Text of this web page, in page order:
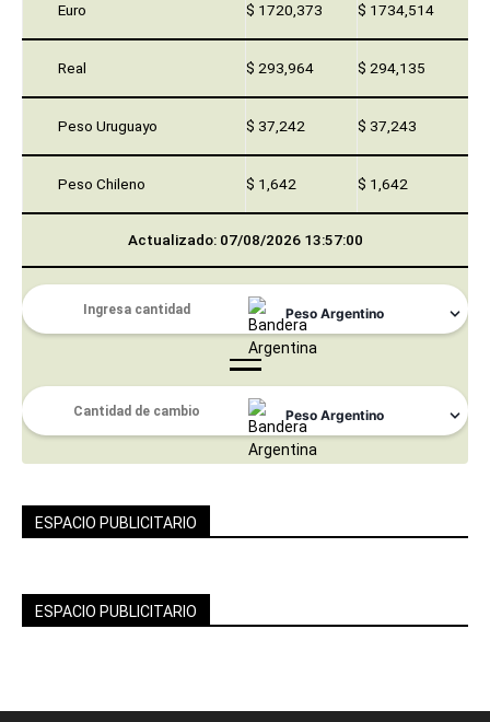
Euro $ 1720,373 $ 1734,514
Real $ 293,964 $ 294,135
Peso Uruguayo $ 37,242 $ 37,243
Peso Chileno $ 1,642 $ 1,642
Actualizado: 07/08/2026 13:57:00
ESPACIO PUBLICITARIO
ESPACIO PUBLICITARIO